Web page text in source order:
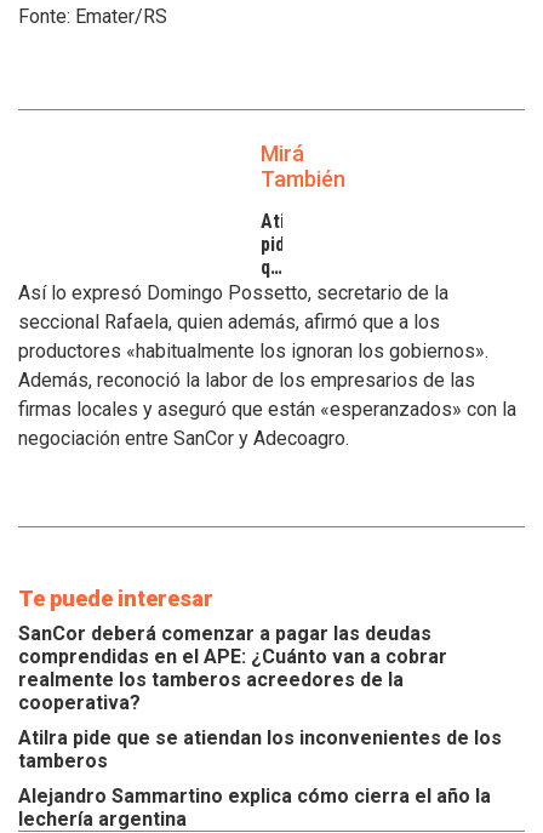
Fonte: Emater/RS
Mirá
También
Atilra
pide
que
se
atiendan
inconvenientes
de
los
tamberos
Así lo expresó Domingo Possetto, secretario de la
seccional Rafaela, quien además, afirmó que a los
productores «habitualmente los ignoran los gobiernos».
Además, reconoció la labor de los empresarios de las
firmas locales y aseguró que están «esperanzados» con la
negociación entre SanCor y Adecoagro.
Te puede interesar
SanCor deberá comenzar a pagar las deudas
comprendidas en el APE: ¿Cuánto van a cobrar
realmente los tamberos acreedores de la
cooperativa?
Atilra pide que se atiendan los inconvenientes de los
tamberos
Alejandro Sammartino explica cómo cierra el año la
lechería argentina